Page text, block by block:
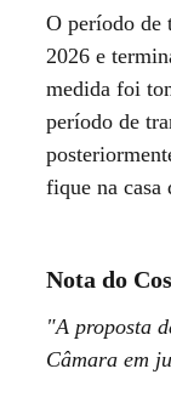
O período de
2026 e
medida foi
período de
fique na casa
Nota do
"A proposta
Câmara em